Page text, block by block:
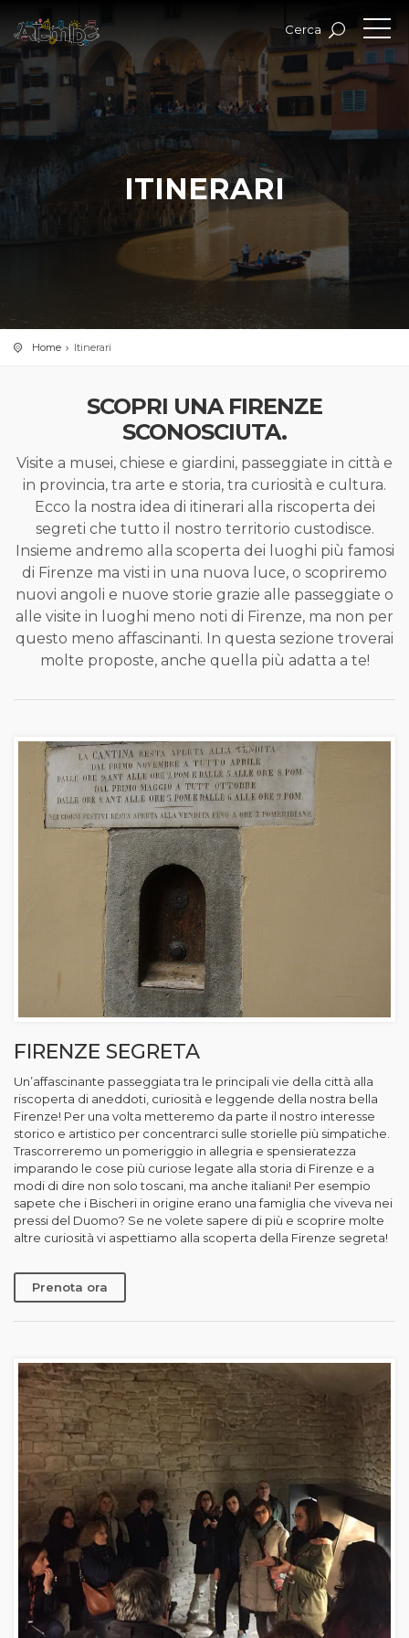
Cerca
ITINERARI
Home Itinerari
SCOPRI UNA FIRENZE
SCONOSCIUTA.
Visite a musei, chiese e giardini, passeggiate in città e
in provincia, tra arte e storia, tra curiosità e cultura.
Ecco la nostra idea di itinerari alla riscoperta dei
segreti che tutto il nostro territorio custodisce.
Insieme andremo alla scoperta dei luoghi più famosi
di Firenze ma visti in una nuova luce, o scopriremo
nuovi angoli e nuove storie grazie alle passeggiate o
alle visite in luoghi meno noti di Firenze, ma non per
questo meno affascinanti. In questa sezione troverai
molte proposte, anche quella più adatta a te!
FIRENZE SEGRETA
Un’affascinante passeggiata tra le principali vie della città alla
riscoperta di aneddoti, curiosità e leggende della nostra bella
Firenze! Per una volta metteremo da parte il nostro interesse
storico e artistico per concentrarci sulle storielle più simpatiche.
Trascorreremo un pomeriggio in allegria e spensieratezza
imparando le cose più curiose legate alla storia di Firenze e a
modi di dire non solo toscani, ma anche italiani! Per esempio
sapete che i Bischeri in origine erano una famiglia che viveva nei
pressi del Duomo? Se ne volete sapere di più e scoprire molte
altre curiosità vi aspettiamo alla scoperta della Firenze segreta!
Prenota ora